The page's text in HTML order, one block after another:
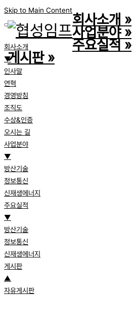
Skip to Main Content
회사소개
▼
인사말
연혁
경영방침
조직도
수상&인증
오시는 길
사업분야
▼
방산기술
정보통신
신재생에너지
주요실적
▼
방산기술
정보통신
신재생에너지
게시판
▲
자유게시판
회사소개 »
사업분야»
주요실적»
게시판»